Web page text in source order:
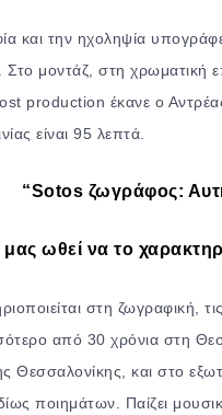
και την ηχοληψία
μοντάζ, στη χρωματική
production έκανε ο
είναι 95 λεπτά.
“Sotos ζωγράφος:
μας ωθεί να το
στη ζωγραφική,
από 30 χρόνια στη
Θεσσαλονίκης, και στο
ποιημάτων. Παίζει